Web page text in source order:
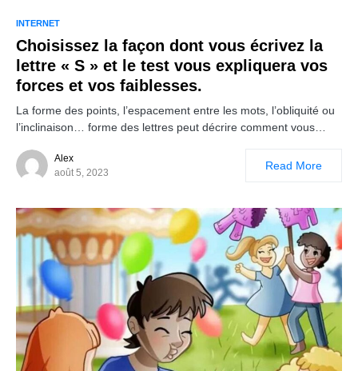
INTERNET
Choisissez la façon dont vous écrivez la
lettre « S » et le test vous expliquera vos
forces et vos faiblesses.
La forme des points, l’espacement entre les mots, l’obliquité ou
l’inclinaison… forme des lettres peut décrire comment vous…
Alex
août 5, 2023
Read More